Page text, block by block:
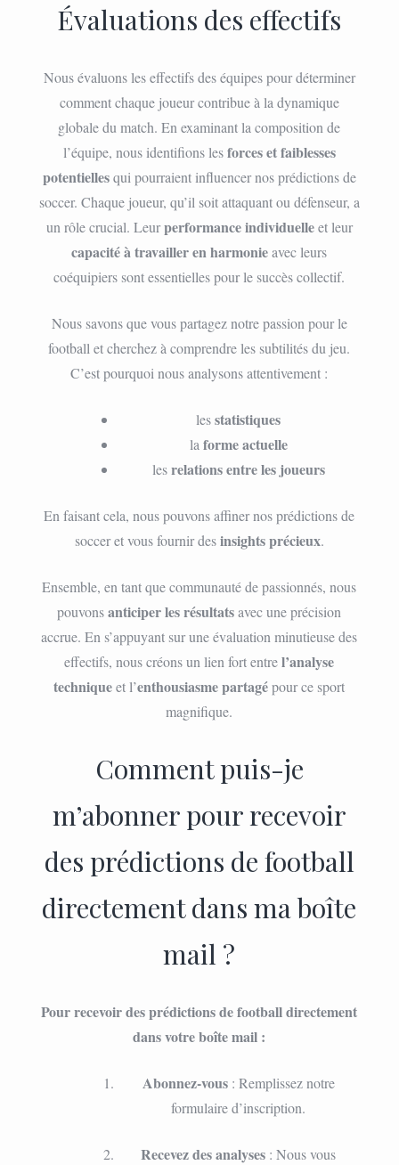
Évaluations des effectifs
Nous évaluons les effectifs des équipes pour déterminer
comment chaque joueur contribue à la dynamique
globale du match. En examinant la composition de
l’équipe, nous identifions lesforces et faiblesses
potentiellesqui pourraient influencer nos prédictions de
soccer. Chaque joueur, qu’il soit attaquant ou défenseur, a
un rôle crucial. Leurperformance individuelleet leur
capacité à travailler en harmonieavec leurs
coéquipiers sont essentielles pour le succès collectif.
Nous savons que vous partagez notre passion pour le
football et cherchez à comprendre les subtilités du jeu.
C’est pourquoi nous analysons attentivement :
lesstatistiques
la forme actuelle
lesrelations entre les joueurs
En faisant cela, nous pouvons affiner nos prédictions de
soccer et vous fournir desinsights précieux.
Ensemble, en tant que communauté de passionnés, nous
pouvonsanticiper les résultatsavec une précision
accrue. En s’appuyant sur une évaluation minutieuse des
effectifs, nous créons un lien fort entrel’analyse
techniqueet l’enthousiasme partagépour ce sport
magnifique.
Comment puis-je
m’abonner pour recevoir
des prédictions de football
directement dans ma boîte
mail ?
Pour recevoir des prédictions de football directement
dans votre boîte mail :
Abonnez-vous: Remplissez notre
formulaire d’inscription.
Recevez des analyses : Nous vous